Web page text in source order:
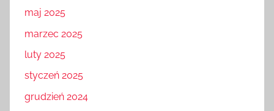
maj 2025
marzec 2025
luty 2025
styczeń 2025
grudzień 2024